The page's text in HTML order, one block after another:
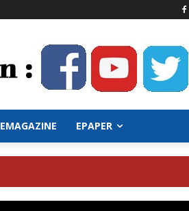
EMAGAZINE EPAPER